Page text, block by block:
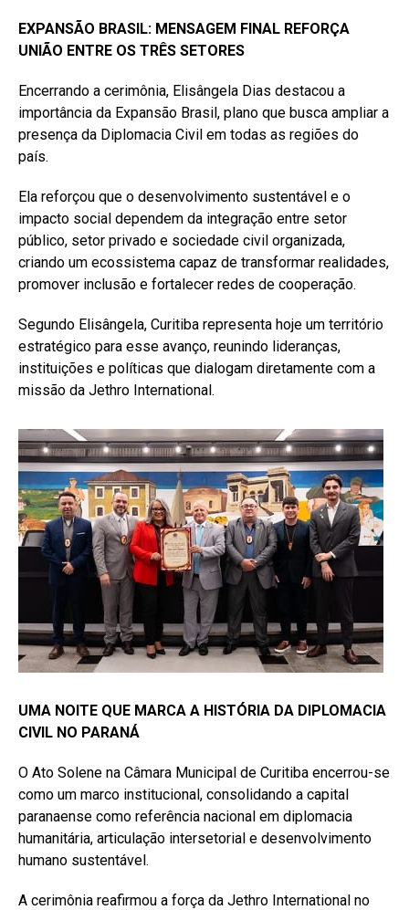
EXPANSÃO BRASIL: MENSAGEM FINAL REFORÇA
UNIÃO ENTRE OS TRÊS SETORES
Encerrando a cerimônia, Elisângela Dias destacou a
importância da Expansão Brasil, plano que busca ampliar a
presença da Diplomacia Civil em todas as regiões do
país.
Ela reforçou que o desenvolvimento sustentável e o
impacto social dependem da integração entre setor
público, setor privado e sociedade civil organizada,
criando um ecossistema capaz de transformar realidades,
promover inclusão e fortalecer redes de cooperação.
Segundo Elisângela, Curitiba representa hoje um território
estratégico para esse avanço, reunindo lideranças,
instituições e políticas que dialogam diretamente com a
missão da Jethro International.
UMA NOITE QUE MARCA A HISTÓRIA DA DIPLOMACIA
CIVIL NO PARANÁ
O Ato Solene na Câmara Municipal de Curitiba encerrou-se
como um marco institucional, consolidando a capital
paranaense como referência nacional em diplomacia
humanitária, articulação intersetorial e desenvolvimento
humano sustentável.
A cerimônia reafirmou a força da Jethro International no